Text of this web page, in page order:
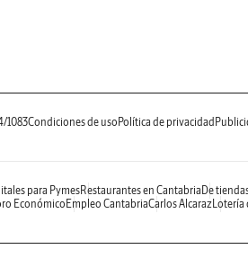
1083Condiciones de uso Política de privacidad
para PymesRestaurantes en Cantabria De
Económico Empleo CantabriaCarlos AlcarazLotería